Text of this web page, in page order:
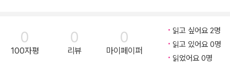
마련할 것이다. 1부의 마지막인 3장에서는 1장에서 시작한 주제
를 이어가는 동시에 2 장의 내용을 마무리한다. 여기서는 특정 자
0
100자평
0
리뷰
0
마이페이퍼
읽고 싶어요 2명
읽고 있어요 0명
읽었어요 0명